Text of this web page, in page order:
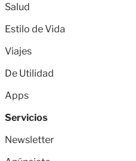
Salud
Estilo de Vida
Viajes
De Utilidad
Apps
Servicios
Newsletter